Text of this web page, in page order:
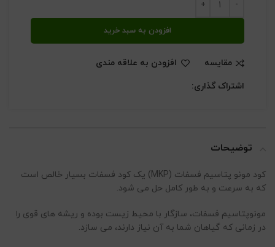
افزودن به سبد خرید
مقایسه
افزودن به علاقه مندی
اشتراک گذاری:
توضیحات
کود مونو پتاسیم فسفات (MKP) یک کود فسفات بسیار خالص است
که به سرعت و به طور کامل حل می شود.
مونوپتاسیم فسفات، سازگار با محیط زیست بوده و ریشه های قوی را
در زمانی که گیاهان شما به آن نیاز دارند، می سازد.